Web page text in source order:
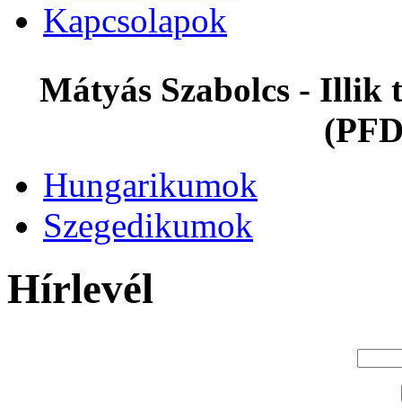
Kapcsolapok
Mátyás Szabolcs - Illik
Hungarikumok
Szegedikumok
Hírlevél